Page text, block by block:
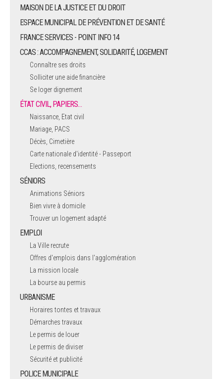
MAISON DE LA JUSTICE ET DU DROIT
ESPACE MUNICIPAL DE PRÉVENTION ET DE SANTÉ
FRANCE SERVICES - POINT INFO 14
CCAS : ACCOMPAGNEMENT, SOLIDARITÉ, LOGEMENT
Connaître ses droits
Solliciter une aide financière
Se loger dignement
ÉTAT CIVIL, PAPIERS…
Naissance, Etat civil
Mariage, PACS
Décès, Cimetière
Carte nationale d'identité - Passeport
Elections, recensements
SÉNIORS
Animations Séniors
Bien vivre à domicile
Trouver un logement adapté
EMPLOI
La Ville recrute
Offres d'emplois dans l'agglomération
La mission locale
La bourse au permis
URBANISME
Horaires tontes et travaux
Démarches travaux
Le permis de louer
Le permis de diviser
Sécurité et publicité
POLICE MUNICIPALE